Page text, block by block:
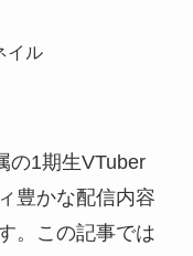
の1期生VTuber
豊かな配信内容
。この記事では